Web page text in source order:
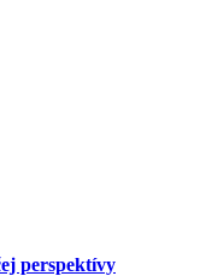
perspektívy